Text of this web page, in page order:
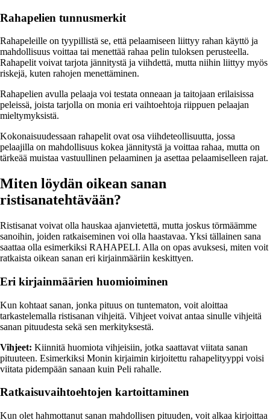
Rahapelien tunnusmerkit
Rahapeleille on tyypillistä se, että pelaamiseen liittyy rahan käyttö ja
mahdollisuus voittaa tai menettää rahaa pelin tuloksen perusteella.
Rahapelit voivat tarjota jännitystä ja viihdettä, mutta niihin liittyy myös
riskejä, kuten rahojen menettäminen.
Rahapelien avulla pelaaja voi testata onneaan ja taitojaan erilaisissa
peleissä, joista tarjolla on monia eri vaihtoehtoja riippuen pelaajan
mieltymyksistä.
Kokonaisuudessaan rahapelit ovat osa viihdeteollisuutta, jossa
pelaajilla on mahdollisuus kokea jännitystä ja voittaa rahaa, mutta on
tärkeää muistaa vastuullinen pelaaminen ja asettaa pelaamiselleen rajat.
Miten löydän oikean sanan
ristisanatehtävään?
Ristisanat voivat olla hauskaa ajanvietettä, mutta joskus törmäämme
sanoihin, joiden ratkaiseminen voi olla haastavaa. Yksi tällainen sana
saattaa olla esimerkiksi RAHAPELI. Alla on opas avuksesi, miten voit
ratkaista oikean sanan eri kirjainmääriin keskittyen.
Eri kirjainmäärien huomioiminen
Kun kohtaat sanan, jonka pituus on tuntematon, voit aloittaa
tarkastelemalla ristisanan vihjeitä. Vihjeet voivat antaa sinulle vihjeitä
sanan pituudesta sekä sen merkityksestä.
Vihjeet: Kiinnitä huomiota vihjeisiin, jotka saattavat viitata sanan
pituuteen. Esimerkiksi Monin kirjaimin kirjoitettu rahapelityyppi voisi
viitata pidempään sanaan kuin Peli rahalle.
Ratkaisuvaihtoehtojen kartoittaminen
Kun olet hahmottanut sanan mahdollisen pituuden, voit alkaa kirjoittaa